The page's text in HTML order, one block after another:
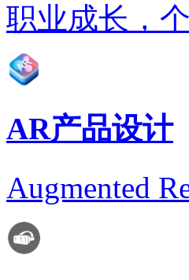
职业成长，
AR产品设计
Augmented